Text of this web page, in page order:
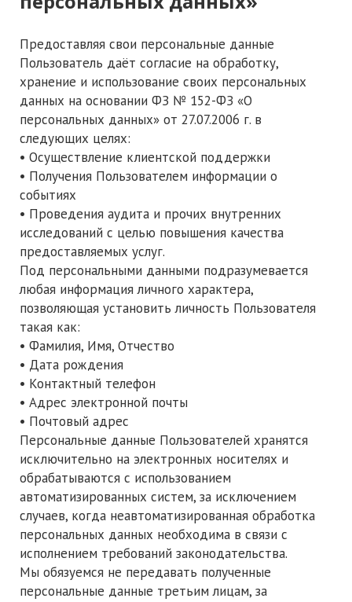
Предоставляя свои персональные данные
Пользователь даёт согласие на обработку,
хранение и использование своих персональных
данных на основании ФЗ № 152-ФЗ «О
персональных данных» от 27.07.2006 г. в
следующих целях:
• Осуществление клиентской поддержки
• Получения Пользователем информации о
событиях
• Проведения аудита и прочих внутренних
исследований с целью повышения качества
предоставляемых услуг.
Под персональными данными подразумевается
любая информация личного характера,
позволяющая установить личность Пользователя
такая как:
• Фамилия, Имя, Отчество
• Дата рождения
• Контактный телефон
• Адрес электронной почты
• Почтовый адрес
Персональные данные Пользователей хранятся
исключительно на электронных носителях и
обрабатываются с использованием
автоматизированных систем, за исключением
случаев, когда неавтоматизированная обработка
персональных данных необходима в связи с
исполнением требований законодательства.
Мы обязуемся не передавать полученные
персональные данные третьим лицам, за